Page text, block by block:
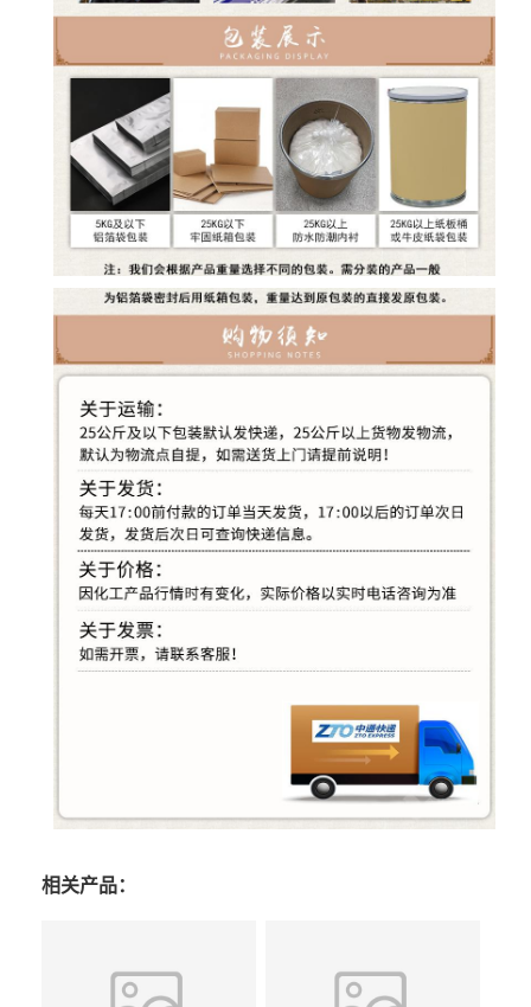
相关产品：